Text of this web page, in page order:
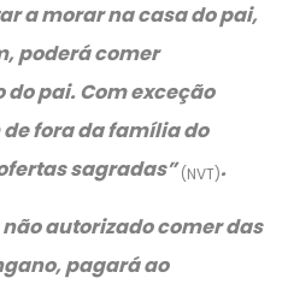
a morar na casa do pai,
poderá comer
pai. Com exceção
fora da família do
sagradas”(NVT).
autorizado comer das
pagará ao